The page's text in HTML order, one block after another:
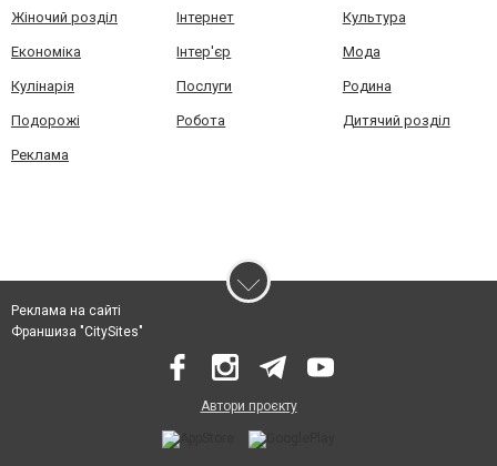
Жіночий розділ Інтернет Культура
Економіка Інтер'єр Мода
Кулінарія Послуги Родина
Подорожі Робота Дитячий розділ
Реклама
Реклама на сайті
Франшиза "CitySites"
Автори проєкту